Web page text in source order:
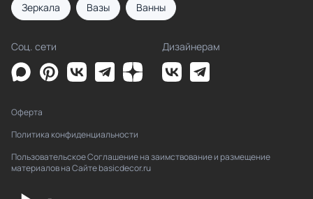
Зеркала Вазы Ванны
Соц. сети Дизайнерам
Оферта
Политика конфиденциальности
Пользовательское Соглашение на заимствование и размещение
материалов на Сайте basicdecor.ru